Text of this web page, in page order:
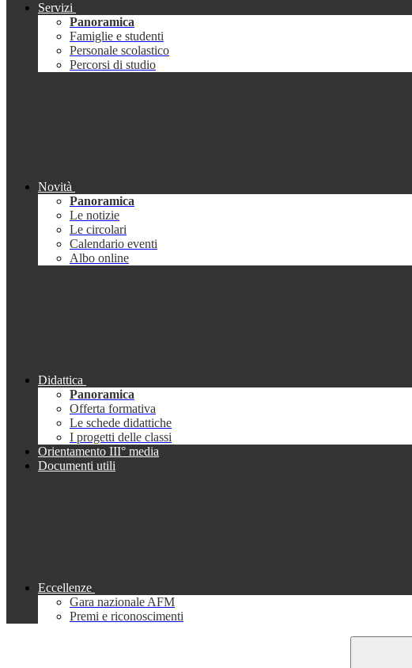
Servizi
Panoramica
Famiglie e studenti
Personale scolastico
Percorsi di studio
Novità
Panoramica
Le notizie
Le circolari
Calendario eventi
Albo online
Didattica
Panoramica
Offerta formativa
Le schede didattiche
I progetti delle classi
Orientamento III° media
Documenti utili
Eccellenze
Gara nazionale AFM
Premi e riconoscimenti